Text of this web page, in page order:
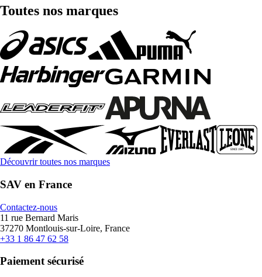
Toutes nos marques
Découvrir toutes nos marques
SAV en France
Contactez-nous
11 rue Bernard Maris
37270 Montlouis-sur-Loire, France
+33 1 86 47 62 58
Paiement sécurisé